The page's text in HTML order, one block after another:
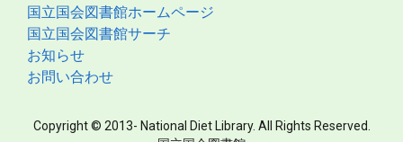
国立国会図書館ホームページ
国立国会図書館サーチ
お知らせ
お問い合わせ
Copyright © 2013- National Diet Library. All Rights Reserved.